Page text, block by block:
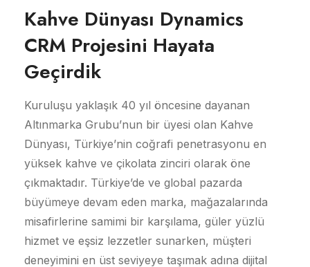
Kahve Dünyası Dynamics
CRM Projesini Hayata
Geçirdik
Kuruluşu yaklaşık 40 yıl öncesine dayanan
Altınmarka Grubu’nun bir üyesi olan Kahve
Dünyası, Türkiye’nin coğrafi penetrasyonu en
yüksek kahve ve çikolata zinciri olarak öne
çıkmaktadır. Türkiye’de ve global pazarda
büyümeye devam eden marka, mağazalarında
misafirlerine samimi bir karşılama, güler yüzlü
hizmet ve eşsiz lezzetler sunarken, müşteri
deneyimini en üst seviyeye taşımak adına dijital